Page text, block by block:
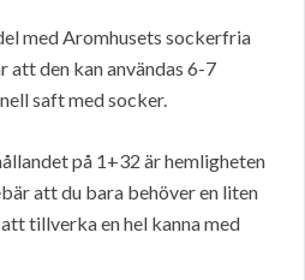
med Aromhusets sockerfria
den kan användas 6-7
saft med socker.
på 1+32 är hemligheten
att du bara behöver en liten
tillverka en hel kanna med